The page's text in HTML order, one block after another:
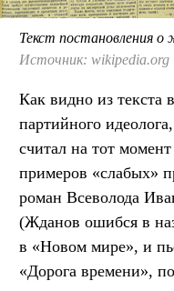
Текст постановления о
Источник: wikipedia.org
Как видно из текста
партийного
считал на тот
примеров «слабых»
роман Всеволода
(Жданов ошибся в
в «Новом мире», и
«Дорога времени»,